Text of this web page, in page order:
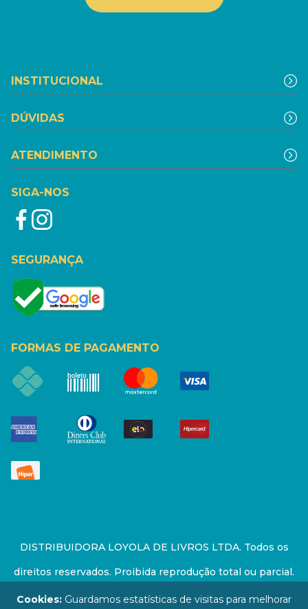
INSTITUCIONAL
DÚVIDAS
ATENDIMENTO
SIGA-NOS
SEGURANÇA
FORMAS DE PAGAMENTO
DISTRIBUIDORA LOYOLA DE LIVROS LTDA. Todos os
direitos reservados. Proibida reprodução total ou parcial.
Preços e estoque sujeito a alterações sem aviso prévio.
Cookies: Guardamos estatísticas de visitas para melhorar